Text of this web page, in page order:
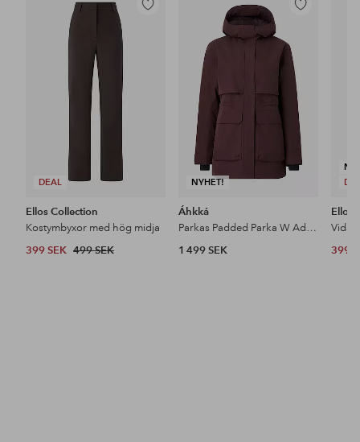
DEAL
Lägg
Ellos Collection
Kostymbyxor med hög midja
399 SEK 499 SEK
NYHET!
Lägg
favoriter
Áhkká
Parkas Padded Parka W Adjustable Waist
1 499 SEK
Ellos
399